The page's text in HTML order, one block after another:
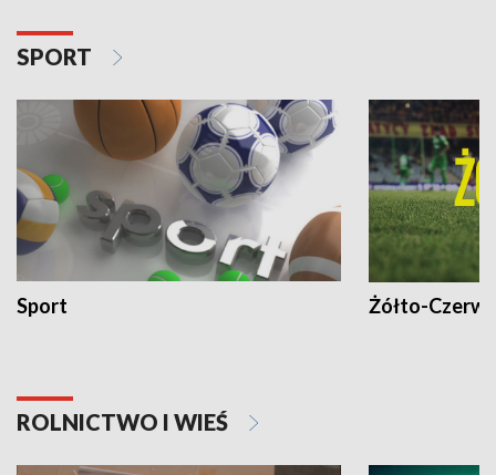
SPORT
Sport Żółto-
ROLNICTWO I WIEŚ